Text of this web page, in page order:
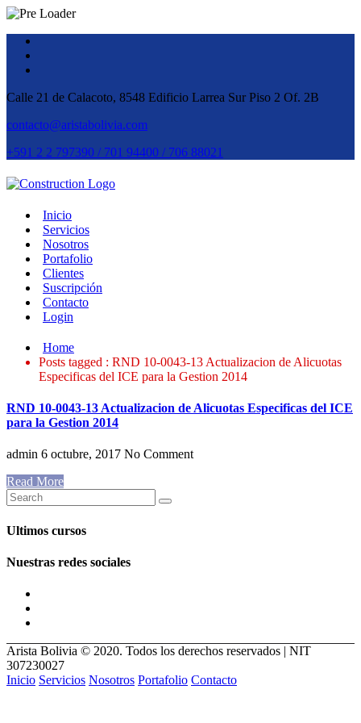
Calle 21 de Calacoto, 8548 Edificio Larrea Sur Piso 2 Of. 2B
contacto@aristabolivia.com
+591 2 2 797390 / 701 94400 / 706 88021
Inicio
Servicios
Nosotros
Portafolio
Clientes
Suscripción
Contacto
Login
Home
Posts tagged : RND 10-0043-13 Actualizacion de Alicuotas
Especificas del ICE para la Gestion 2014
RND 10-0043-13 Actualizacion de Alicuotas Especificas del ICE
para la Gestion 2014
admin 6 octubre, 2017 No Comment
Read More
Ultimos cursos
Nuestras redes sociales
Arista Bolivia © 2020. Todos los derechos reservados | NIT
307230027
Inicio Servicios Nosotros Portafolio Contacto